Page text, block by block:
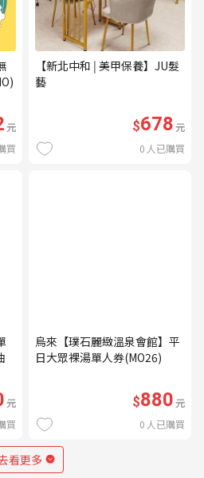
元
買
【新北中和 | 美甲保養】JU髮
藝
$678元
0 人已購買
元
買
烏來【璞石麗緻溫泉會館】平
日大眾裸湯單人券(MO26)
$880元
0 人已購買
看更多